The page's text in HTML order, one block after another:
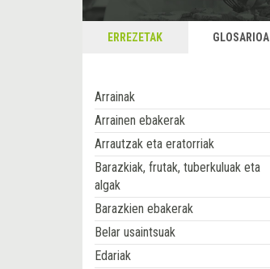
ERREZETAK GLOSARIOA
Arrainak
Arrainen ebakerak
Arrautzak eta eratorriak
Barazkiak, frutak, tuberkuluak eta
algak
Barazkien ebakerak
Belar usaintsuak
Edariak